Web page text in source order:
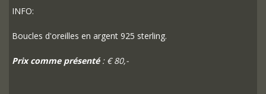
INFO:
Boucles d'oreilles en argent 925 sterling.
Prix comme présenté: € 80,-